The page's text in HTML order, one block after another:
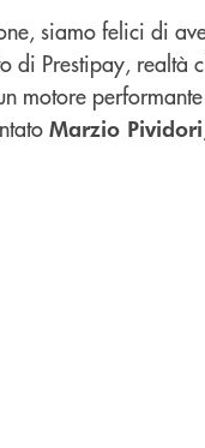
siamo felici di
di Prestipay, realtà
motore
Marzio Pividori